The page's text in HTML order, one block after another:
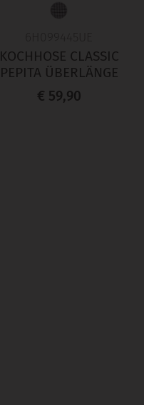
KOCHHOSE CLASSIC
PEPITA ÜBERLÄNGE
€ 59,90